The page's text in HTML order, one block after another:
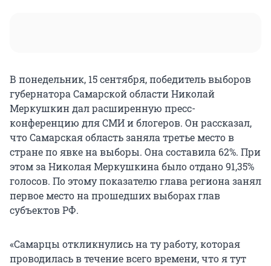
В понедельник, 15 сентября, победитель выборов
губернатора Самарской области Николай
Меркушкин дал расширенную пресс-
конференцию для СМИ и блогеров. Он рассказал,
что Самарская область заняла третье место в
стране по явке на выборы. Она составила 62%. При
этом за Николая Меркушкина было отдано 91,35%
голосов. По этому показателю глава региона занял
первое место на прошедших выборах глав
субъектов РФ.
«Самарцы откликнулись на ту работу, которая
проводилась в течение всего времени, что я тут